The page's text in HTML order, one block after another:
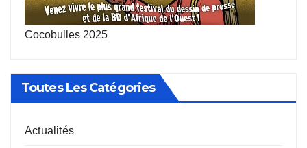
Cocobulles 2025
Toutes Les Catégories
Actualités